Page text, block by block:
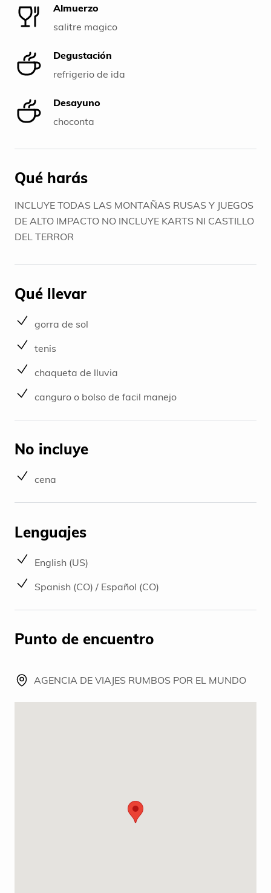
Almuerzo
salitre magico
Degustación
refrigerio de ida
Desayuno
choconta
Qué harás
INCLUYE TODAS LAS MONTAÑAS RUSAS Y JUEGOS
DE ALTO IMPACTO NO INCLUYE KARTS NI CASTILLO
DEL TERROR
Qué llevar
gorra de sol
tenis
chaqueta de lluvia
canguro o bolso de facil manejo
No incluye
cena
Lenguajes
English (US)
Spanish (CO) / Español (CO)
Punto de encuentro
AGENCIA DE VIAJES RUMBOS POR EL MUNDO